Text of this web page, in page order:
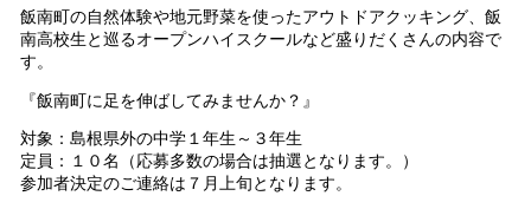
飯南町の自然体験や地元野菜を使ったアウトドアクッキング、飯
南高校生と巡るオープンハイスクールなど盛りだくさんの内容で
す。
『飯南町に足を伸ばしてみませんか？』
対象：島根県外の中学１年生～３年生
定員：１０名（応募多数の場合は抽選となります。）
参加者決定のご連絡は７月上旬となります。